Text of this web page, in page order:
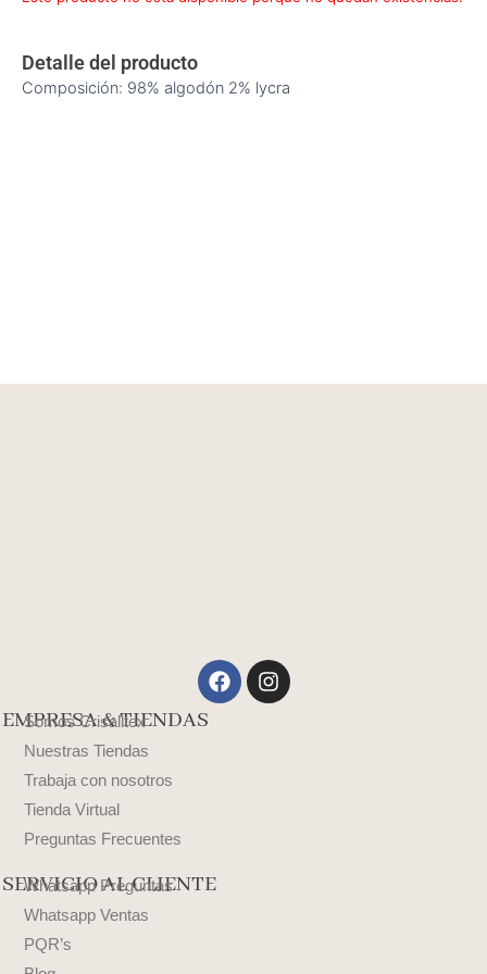
Detalle del producto
Composición: 98% algodón 2% lycra
FacebookInstagram
EMPRESA & TIENDAS
Somos Crisalltex
Nuestras Tiendas
Trabaja con nosotros
Tienda Virtual
Preguntas Frecuentes
SERVICIO AL CLIENTE
Whatsapp Preguntas
Whatsapp Ventas
PQR’s